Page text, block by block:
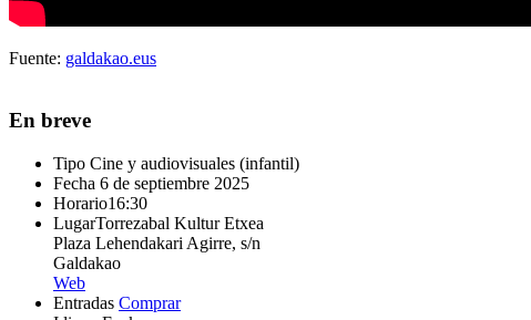
Fuente: galdakao.eus
En breve
Tipo Cine y audiovisuales (infantil)
Fecha 6 de septiembre 2025
Horario16:30
LugarTorrezabal Kultur Etxea
Plaza Lehendakari Agirre, s/n
Galdakao
Web
Entradas Comprar